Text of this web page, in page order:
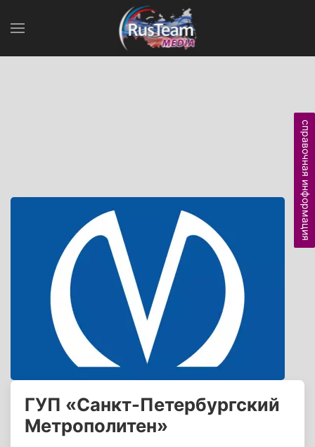
ГУП «Санкт-Петербургский
Метрополитен»
справочная информация